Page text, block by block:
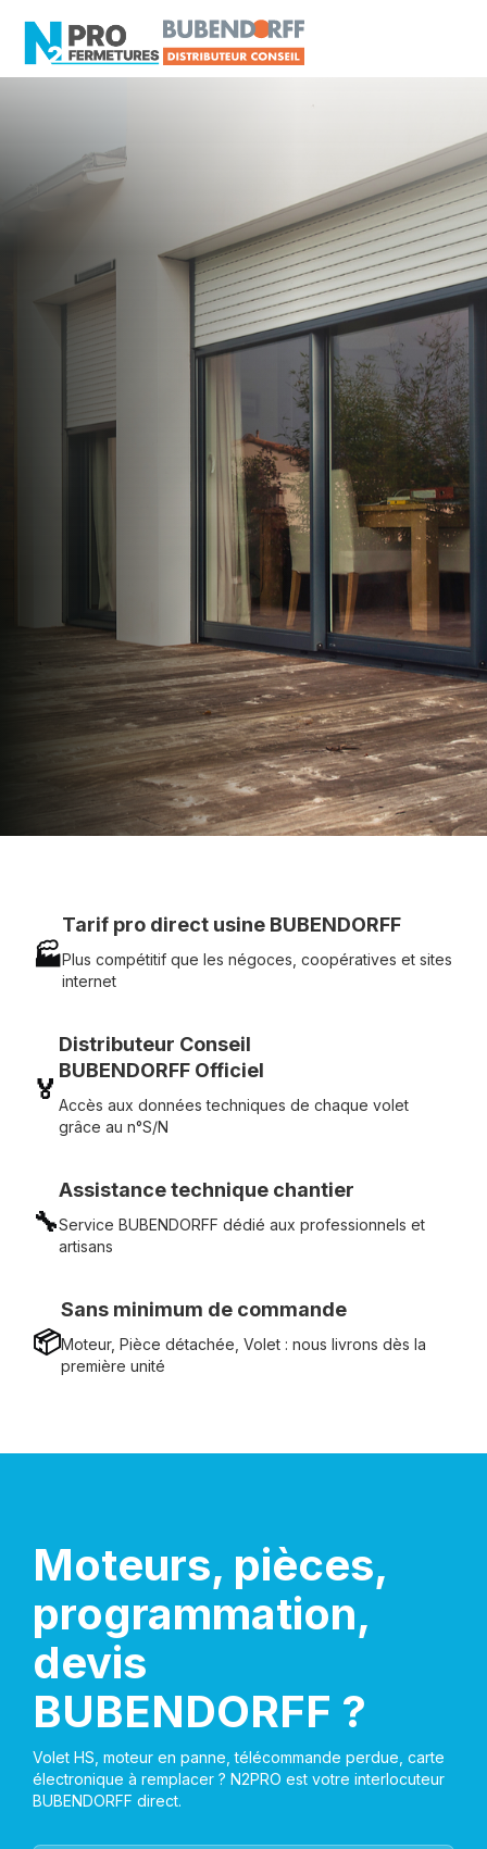
Distributeur Conseil
BUBENDORFF
La Chapelle-Basse-Mer
Artisan, Menuisier, TPE ou PME proche de La
Chapelle-Basse-Mer ?
N2PRO Fermetures est votre référent Distributeur
Conseil BUBENDORFF officiel pour vous
apporter : Tarifs directs usines sans minimum
d'achat - Assistance technique chantier et
service réactif avec simplicité.
07 83 35 69 17
MON DEVIS MOTEUR
Voir tous nos produits
🏭
Tarif pro direct usine BUBENDORFF
Plus compétitif que les négoces, coopératives et sites
internet
🏅
Distributeur Conseil
BUBENDORFF Officiel
Accès aux données techniques de chaque volet
grâce au n°S/N
🔧
Assistance technique chantier
Service BUBENDORFF dédié aux professionnels et
artisans
📦
Sans minimum de commande
Moteur, Pièce détachée, Volet : nous livrons dès la
première unité
Moteurs, pièces,
programmation,
devis
BUBENDORFF ?
Volet HS, moteur en panne, télécommande perdue, carte
électronique à remplacer ? N2PRO est votre interlocuteur
BUBENDORFF direct.